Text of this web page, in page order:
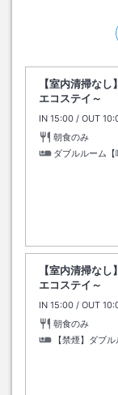
【室内清掃な
エコステイ～
IN チェックイン
15:00 / OUT チ
朝食のみ
ダブルルーム【
【室内清掃な
エコステイ～
IN チェックイン
15:00 / OUT チ
朝食のみ
【禁煙】ダブ